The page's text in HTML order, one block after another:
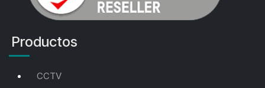
Productos
CCTV